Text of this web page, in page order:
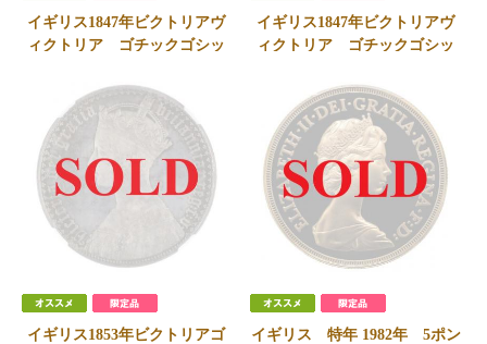
イギリス1847年ビクトリアヴ
ィクトリア ゴチックゴシッ
edge NGC PF58
SOLD
イギリス1847年ビクトリアヴ
ィクトリア ゴチックゴシッ
edge NGC PF62Cameo
SOLD
イギリス1853年ビクトリアゴ
イギリス 特年 1982年 5ポン